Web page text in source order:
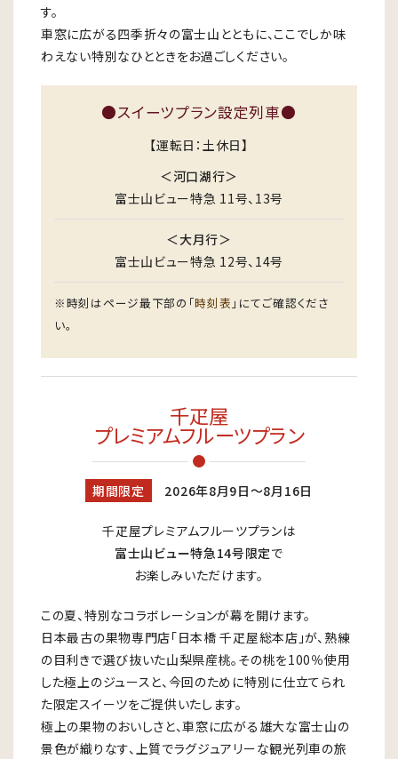
す。
車窓に広がる四季折々の富士山とともに、ここでしか味
わえない特別なひとときをお過ごしください。
●スイーツプラン設定列車●
【運転日：土休日】
＜河口湖行＞
富士山ビュー特急 11号、13号
＜大月行＞
富士山ビュー特急 12号、14号
※時刻はページ最下部の「時刻表 」にてご確認くださ
い。
千疋屋
プレミアムフルーツプラン
期間限定 2026年8月9日～8月16日
千疋屋プレミアムフルーツプランは
富士山ビュー特急14号限定で
お楽しみいただけます。
この夏、特別なコラボレーションが幕を開けます。
日本最古の果物専門店「日本橋 千疋屋総本店」が、熟練
の目利きで選び抜いた山梨県産桃。その桃を100％使用
した極上のジュースと、今回のために特別に仕立てられ
た限定スイーツをご提供いたします。
極上の果物のおいしさと、車窓に広がる雄大な富士山の
景色が織りなす、上質でラグジュアリーな観光列車の旅